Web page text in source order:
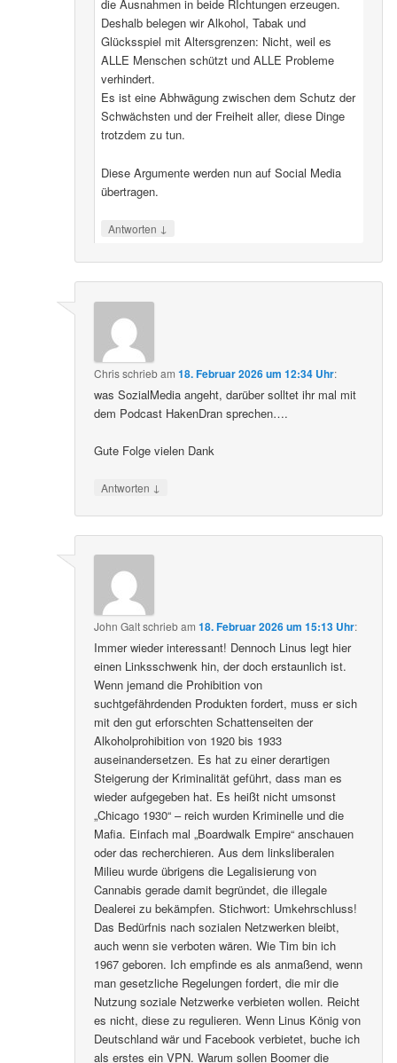
die Ausnahmen in beide RIchtungen erzeugen.
Deshalb belegen wir Alkohol, Tabak und
Glücksspiel mit Altersgrenzen: Nicht, weil es
ALLE Menschen schützt und ALLE Probleme
verhindert.
Es ist eine Abhwägung zwischen dem Schutz der
Schwächsten und der Freiheit aller, diese Dinge
trotzdem zu tun.
Diese Argumente werden nun auf Social Media
übertragen.
Antworten ↓
Chrisschriebam18. Februar 2026 um 12:34 Uhr:
was SozialMedia angeht, darüber solltet ihr mal mit
dem Podcast HakenDran sprechen….
Gute Folge vielen Dank
Antworten ↓
John Galtschriebam18. Februar 2026 um 15:13 Uhr:
Immer wieder interessant! Dennoch Linus legt hier
einen Linksschwenk hin, der doch erstaunlich ist.
Wenn jemand die Prohibition von
suchtgefährdenden Produkten fordert, muss er sich
mit den gut erforschten Schattenseiten der
Alkoholprohibition von 1920 bis 1933
auseinandersetzen. Es hat zu einer derartigen
Steigerung der Kriminalität geführt, dass man es
wieder aufgegeben hat. Es heißt nicht umsonst
„Chicago 1930“ – reich wurden Kriminelle und die
Mafia. Einfach mal „Boardwalk Empire“ anschauen
oder das recherchieren. Aus dem linksliberalen
Milieu wurde übrigens die Legalisierung von
Cannabis gerade damit begründet, die illegale
Dealerei zu bekämpfen. Stichwort: Umkehrschluss!
Das Bedürfnis nach sozialen Netzwerken bleibt,
auch wenn sie verboten wären. Wie Tim bin ich
1967 geboren. Ich empfinde es als anmaßend, wenn
man gesetzliche Regelungen fordert, die mir die
Nutzung soziale Netzwerke verbieten wollen. Reicht
es nicht, diese zu regulieren. Wenn Linus König von
Deutschland wär und Facebook verbietet, buche ich
als erstes ein VPN. Warum sollen Boomer die